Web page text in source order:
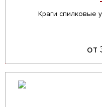
Краги спилковые
от